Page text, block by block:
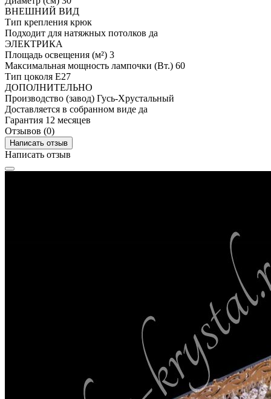
ВНЕШНИЙ ВИД
Тип крепления крюк
Подходит для натяжных потолков да
ЭЛЕКТРИКА
Площадь освещения (м²) 3
Максимальная мощность лампочки (Вт.) 60
Тип цоколя E27
ДОПОЛНИТЕЛЬНО
Производство (завод) Гусь-Хрустальный
Доставляется в собранном виде да
Гарантия 12 месяцев
Отзывов (0)
Написать отзыв
Написать отзыв